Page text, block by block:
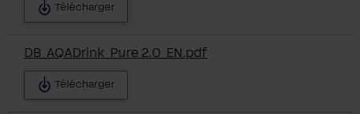
Télécharger
DB_AQADrink_Pure 2.0_EN.pdf
Télécharger